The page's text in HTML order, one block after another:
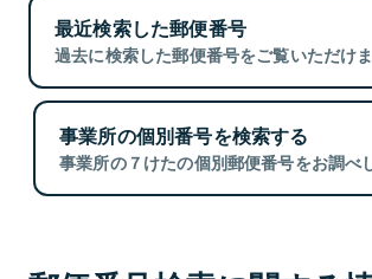
最近検索した郵便番号
過去に検索した郵便番号をご覧いただけま
事業所の個別番号を検索する
事業所の７けたの個別郵便番号をお調べ